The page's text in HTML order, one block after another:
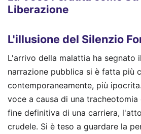
Liberazione
L'illusione del Silenzio
L'arrivo della malattia ha segnato
narrazione pubblica si è fatta più
contemporaneamente, più
voce a causa di una
fine definitiva di una carriera,
crudele. Si è teso a guardare la